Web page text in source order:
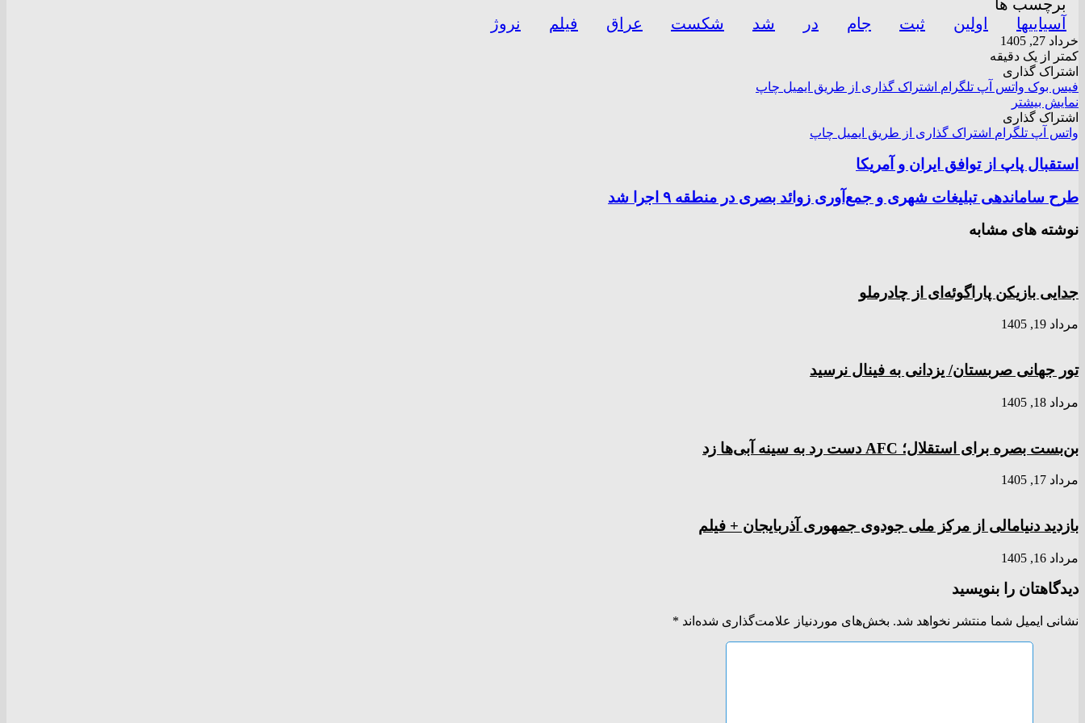
برچسب ها
آسیاییها
اولین ثبت جام در شد شکست عراق فیلم نروژ
خرداد 27, 1405
کمتر از یک دقیقه
اشتراک گذاری
فیس بوک واتس آپ تلگرام اشتراک گذاری از طریق ایمیل چاپ
نمایش بیشتر
اشتراک گذاری
واتس آپ تلگرام اشتراک گذاری از طریق ایمیل چاپ
استقبال پاپ از توافق ایران و آمریکا
طرح ساماندهی تبلیغات شهری و جمع‌آوری زوائد بصری در منطقه ۹ اجرا شد
نوشته های مشابه
جدایی بازیکن پاراگوئه‌ای از چادرملو
مرداد 19, 1405
تور جهانی صربستان/ یزدانی به فینال نرسید
مرداد 18, 1405
بن‌بست بصره برای استقلال؛ AFC دست رد به سینه آبی‌ها زد
مرداد 17, 1405
بازدید دنیامالی از مرکز ملی جودوی جمهوری آذربایجان + فیلم
مرداد 16, 1405
دیدگاهتان را بنویسید
نشانی ایمیل شما منتشر نخواهد شد. بخش‌های موردنیاز علامت‌گذاری شده‌اند *